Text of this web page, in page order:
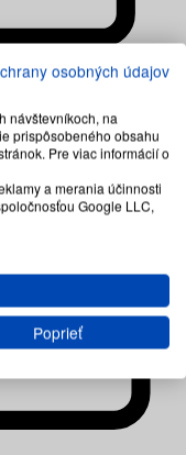
osobných údajov
návštevníkoch, na
prispôsobeného obsahu
Pre viac informácií o
a merania účinnosti
Google LLC,
Poprieť